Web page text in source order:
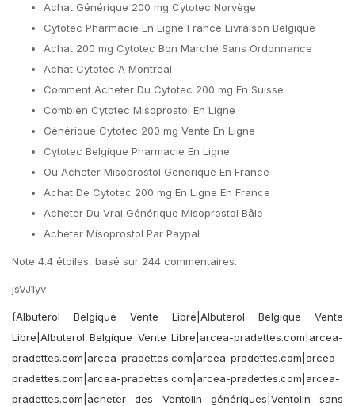
Achat Générique 200 mg Cytotec Norvège
Cytotec Pharmacie En Ligne France Livraison Belgique
Achat 200 mg Cytotec Bon Marché Sans Ordonnance
Achat Cytotec A Montreal
Comment Acheter Du Cytotec 200 mg En Suisse
Combien Cytotec Misoprostol En Ligne
Générique Cytotec 200 mg Vente En Ligne
Cytotec Belgique Pharmacie En Ligne
Ou Acheter Misoprostol Generique En France
Achat De Cytotec 200 mg En Ligne En France
Acheter Du Vrai Générique Misoprostol Bâle
Acheter Misoprostol Par Paypal
Note 4.4 étoiles, basé sur 244 commentaires.
jsVJ1yv
{Albuterol Belgique Vente Libre|Albuterol Belgique Vente
Libre|Albuterol Belgique Vente Libre|arcea-pradettes.com|arcea-
pradettes.com|arcea-pradettes.com|arcea-pradettes.com|arcea-
pradettes.com|arcea-pradettes.com|arcea-pradettes.com|arcea-
pradettes.com|acheter des Ventolin génériques|Ventolin sans